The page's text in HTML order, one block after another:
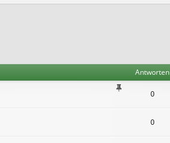
Antworten
0
0